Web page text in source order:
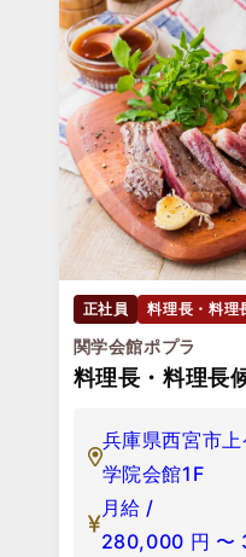
正社員 料理長・料理
関学会館ポプラ
料理長・料理長
兵庫県西宮市
学院会館1F
月給 /
280,000 円 〜